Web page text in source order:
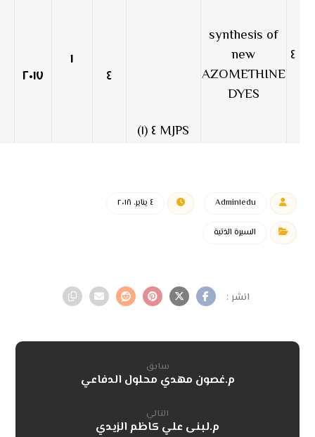
٤
synthesis of
new
AZOMETHINE
DYES
MJPS ٤ (١)
٤
١
٢٠١٧
Admin١edu ٤ يناير، ٢٠١٨
السيرة الذتية
سابق
م.غصون مهدي محلول الدفاعي
التالي
م.لبنى علي كاظم الزيدي